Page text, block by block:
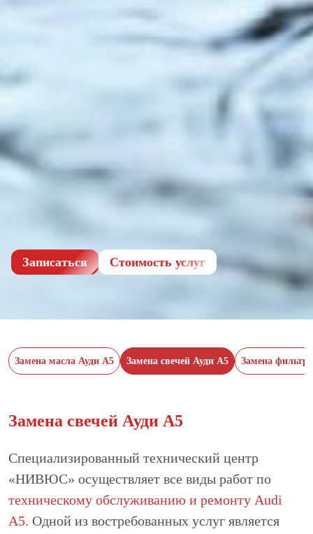
Записаться Cтоимость услуг
Замена масла Ауди А5 Замена свечей Ауди А5 Замена
Замена свечей Ауди А5
Специализированный технический центр
«НИВЮС» осуществляет все виды работ по
техническому обслуживанию и ремонту Audi
А5. Одной из востребованных услуг является